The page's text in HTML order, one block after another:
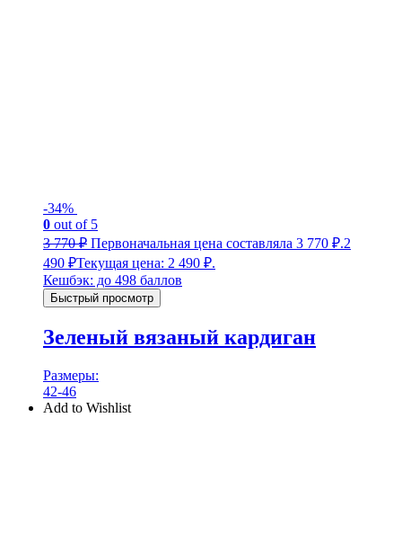
-34%
0 out of 5
3 770₽ Первоначальная цена составляла 3 770 ₽.2
490 ₽Текущая цена: 2 490 ₽.
Кешбэк: до 498 баллов
Быстрый просмотр
Зеленый вязаный кардиган
Размеры:
42-46
Add to Wishlist